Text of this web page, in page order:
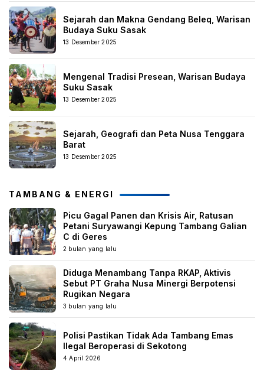
Sejarah dan Makna Gendang Beleq, Warisan
Budaya Suku Sasak
13 Desember 2025
Mengenal Tradisi Presean, Warisan Budaya
Suku Sasak
13 Desember 2025
Sejarah, Geografi dan Peta Nusa Tenggara
Barat
13 Desember 2025
TAMBANG & ENERGI
Picu Gagal Panen dan Krisis Air, Ratusan
Petani Suryawangi Kepung Tambang Galian
C di Geres
2 bulan yang lalu
Diduga Menambang Tanpa RKAP, Aktivis
Sebut PT Graha Nusa Minergi Berpotensi
Rugikan Negara
3 bulan yang lalu
Polisi Pastikan Tidak Ada Tambang Emas
Ilegal Beroperasi di Sekotong
4 April 2026